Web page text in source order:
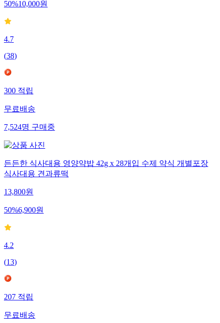
50%10,000원
4.7
(38)
300적립
무료배송
7,524명구매중
든든한 식사대용 영양약밥 42g x 28개입 수제 약식 개별포장
식사대용 견과류떡
13,800원
50%6,900원
4.2
(13)
207적립
무료배송